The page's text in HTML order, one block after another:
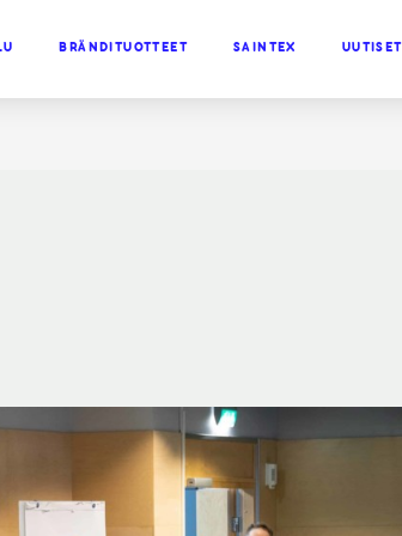
BRÄNDITUOTTEET SAINTEX UUTISET